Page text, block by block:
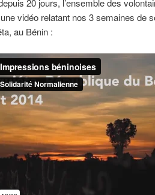
vidéo relatant nos 3 semaines de
au Bénin :